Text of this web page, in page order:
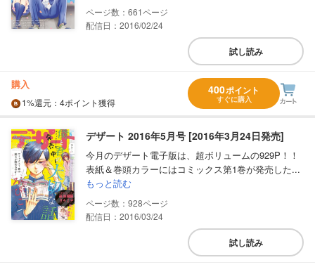
661
配信日：2016/02/24
試し読み
購入
1%還元 ：4ポイント獲得
400ポイント
すぐに購入
デザート 2016年5月号 [2016年3月24日発売]
今月のデザート電子版は、超ボリュームの929P！！
表紙＆巻頭カラーにはコミックス第1巻が発売した...
もっと読む
928
配信日：2016/03/24
試し読み